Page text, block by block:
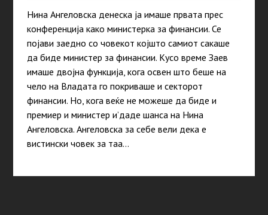
Нина Ангеловска денеска ја имаше првата прес
конференција како министерка за финансии. Се
појави заедно со човекот којшто самиот сакаше
да биде министер за финансии. Кусо време Заев
имаше двојна функција, кога освен што беше на
чело на Владата го покриваше и секторот
финансии. Но, кога веќе не можеше да биде и
премиер и министер и’даде шанса на Нина
Ангеловска. Ангеловска за себе вели дека е
вистински човек за таа…